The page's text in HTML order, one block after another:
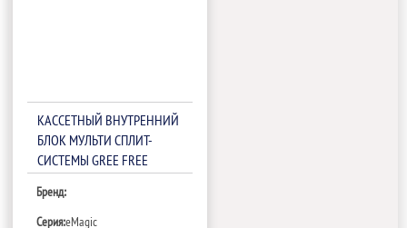
КАССЕТНЫЙ ВНУТРЕННИЙ
БЛОК МУЛЬТИ СПЛИТ-
СИСТЕМЫ GREE FREE
K6DNA6A/I
Бренд:
Серия:eMagic